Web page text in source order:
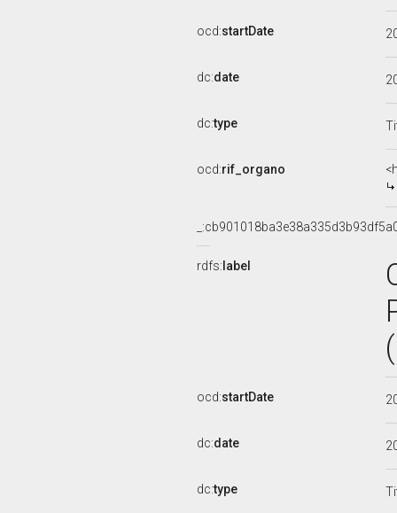
ocd:startDate
dc:date
dc:type
ocd:rif_organo
rdfs: label
ocd:startDate
dc:date
dc:type